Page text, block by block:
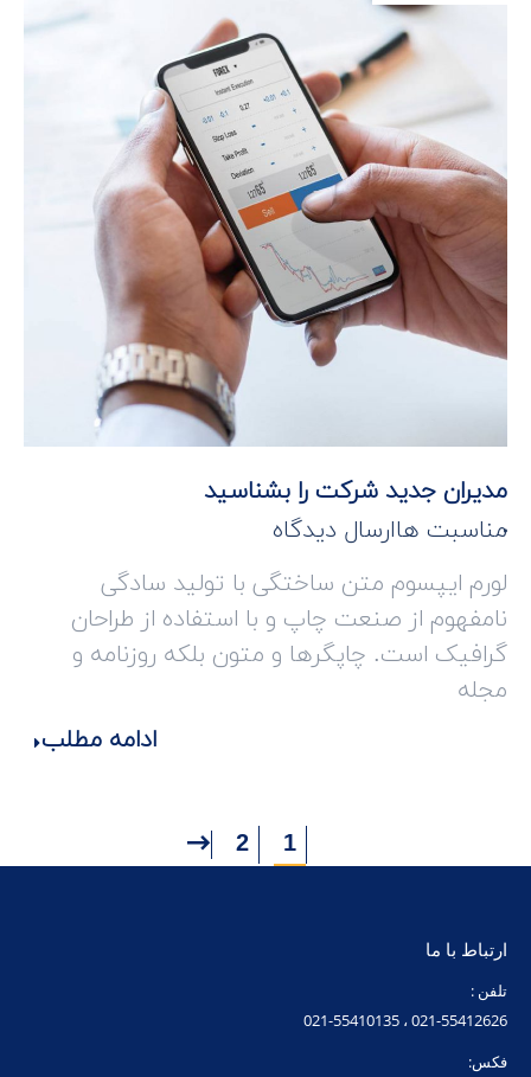
مدیران جدید شرکت را بشناسید
مناسبت هاارسال دیدگاه
لورم ایپسوم متن ساختگی با تولید سادگی
نامفهوم از صنعت چاپ و با استفاده از طراحان
گرافیک است. چاپگرها و متون بلکه روزنامه و
مجله
ادامه مطلب
1
2
ارتباط با ما
تلفن :
021-55412626 ، 021-55410135
فکس: